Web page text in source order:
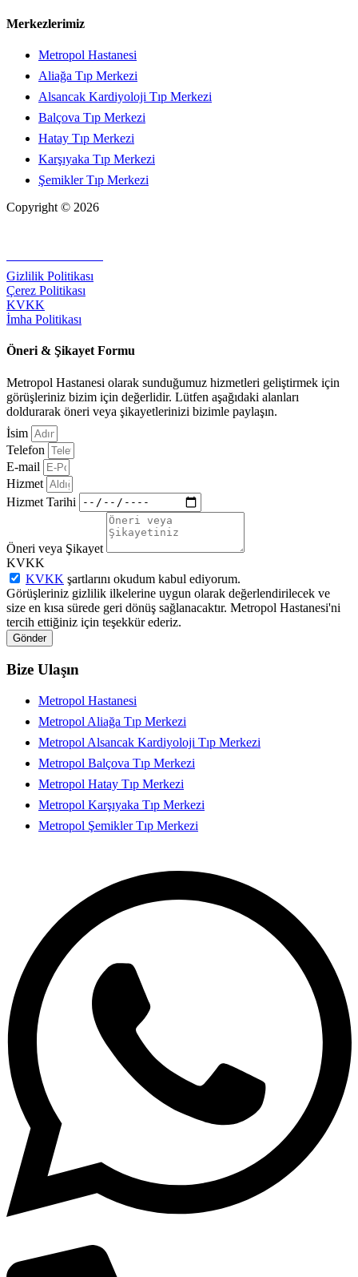
Merkezlerimiz
Metropol Hastanesi
Aliağa Tıp Merkezi
Alsancak Kardiyoloji Tıp Merkezi
Balçova Tıp Merkezi
Hatay Tıp Merkezi
Karşıyaka Tıp Merkezi
Şemikler Tıp Merkezi
Copyright © 2026
Gizlilik Politikası
Çerez Politikası
KVKK
İmha Politikası
Öneri & Şikayet Formu
Metropol Hastanesi olarak sunduğumuz hizmetleri geliştirmek için
görüşleriniz bizim için değerlidir. Lütfen aşağıdaki alanları
doldurarak öneri veya şikayetlerinizi bizimle paylaşın.
İsim
Telefon
E-mail
Hizmet
Hizmet Tarihi
Öneri veya Şikayet
KVKK
KVKK şartlarını okudum kabul ediyorum.
Görüşleriniz gizlilik ilkelerine uygun olarak değerlendirilecek ve
size en kısa sürede geri dönüş sağlanacaktır. Metropol Hastanesi'ni
tercih ettiğiniz için teşekkür ederiz.
Gönder
Bize Ulaşın
Metropol Hastanesi
Metropol Aliağa Tıp Merkezi
Metropol Alsancak Kardiyoloji Tıp Merkezi
Metropol Balçova Tıp Merkezi
Metropol Hatay Tıp Merkezi
Metropol Karşıyaka Tıp Merkezi
Metropol Şemikler Tıp Merkezi